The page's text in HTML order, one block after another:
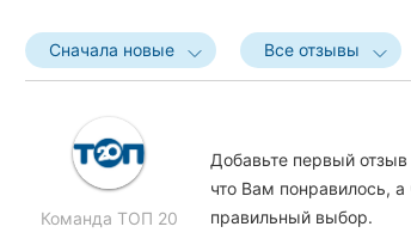
Сначала новые Все отзывы
Команда ТОП 20
Добавьте первый
что Вам понравилось,
правильный выбор.